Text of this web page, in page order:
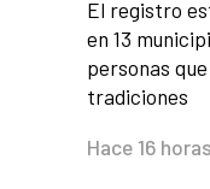
El registro
en 13
personas
tradiciones
Hace 16 horas